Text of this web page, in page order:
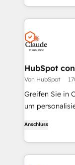
HubSpot
Von HubSpot
Greifen Sie in
um
Anschluss